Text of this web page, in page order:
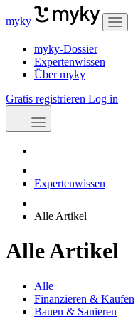
myky
myky-Dossier
Expertenwissen
Über myky
Gratis registrieren Log in
Expertenwissen
Alle Artikel
Alle Artikel
Alle
Finanzieren & Kaufen
Bauen & Sanieren